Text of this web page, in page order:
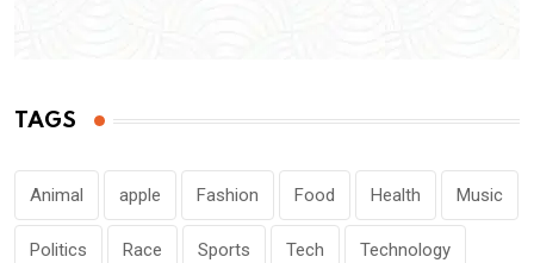
TAGS
Animal apple Fashion Food Health Music
Politics Race Sports Tech Technology